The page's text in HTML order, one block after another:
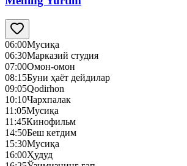
06:00Mусиқа
06:30Марказий студия
07:00Омон-омон
08:15Буни ҳаёт дейдилар
09:05Qodirhon
10:10Чархпалак
11:05Mусиқа
11:45Кинофильм
14:50Беш кетдим
15:30Mусиқа
16:00Ҳудуд